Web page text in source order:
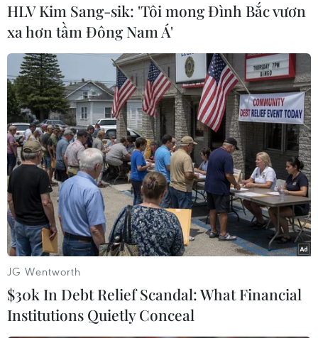
Theo dõi VietnamPlus
TIN CÙNG CHUYÊN MỤC
Giao tranh dữ dội ở miền Tây Libya,
nhiều tù nhân vượt ngục
05/08/2026 05:58
Lở đất tại Ethiopia khiến ít nhất 14
người thiệt mạng
HLV Kim Sang-sik: 'Tôi mong Đình Bắc vươn
xa hơn tầm Đông Nam Á'
JG Wentworth
$30k In Debt Relief Scandal: What Financial
Institutions Quietly Conceal